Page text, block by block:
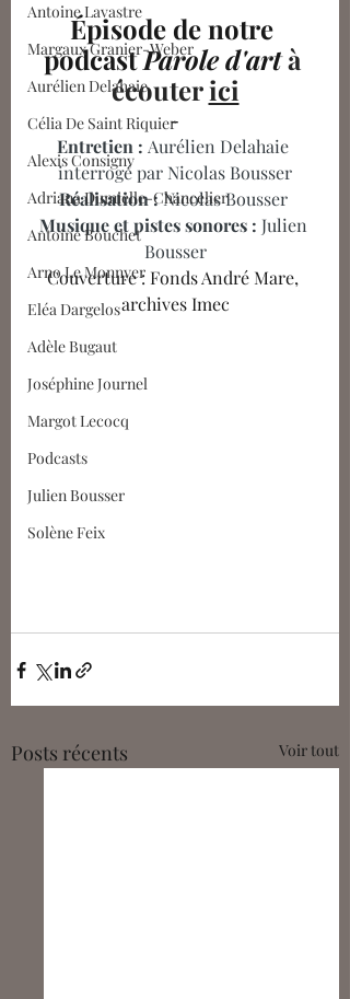
Antoine Lavastre
Margaux Granier-Weber
Aurélien Delahaie
Célia De Saint Riquier
Alexis Consigny
Adriana Dumielle-Chancelier
Antoine Bouchet
Arno Le Monnyer
Eléa Dargelos
Adèle Bugaut
Joséphine Journel
Margot Lecocq
Podcasts
Julien Bousser
Solène Feix
Épisode de notre
podcast Parole d'art à
écouter ici
-
Entretien : Aurélien Delahaie
interrogé par Nicolas Bousser
Réalisation : Nicolas Bousser
Musique et pistes sonores : Julien
Bousser
Couverture : Fonds André Mare,
archives Imec
Posts récents Voir tout